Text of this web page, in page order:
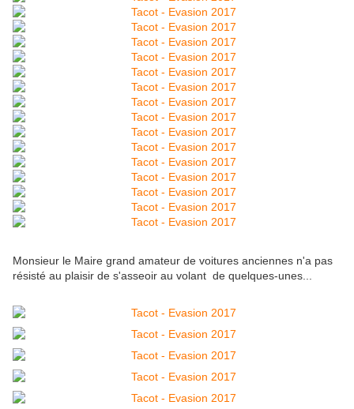
Monsieur le Maire grand amateur de voitures anciennes n'a pas
résisté au plaisir de s'asseoir au volant de quelques-unes...